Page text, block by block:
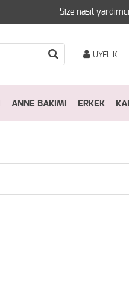
Size nasıl
ÜYELİK
ANNE BAKIMI ERKEK